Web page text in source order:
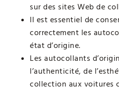
sur des sites Web de
Il est essentiel de
correctement les
état d’origine.
Les autocollants
l’authenticité, de
collection aux voitures